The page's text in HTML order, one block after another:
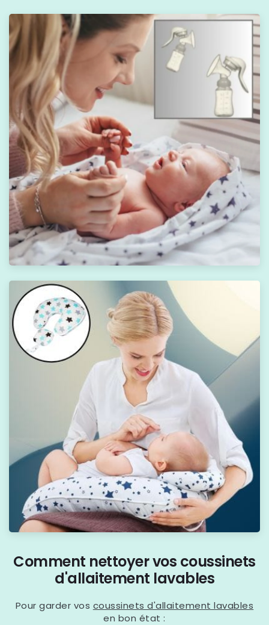
Comment nettoyer vos coussinets
d'allaitement lavables
Pour garder vos coussinets d'allaitement lavables
en bon état :